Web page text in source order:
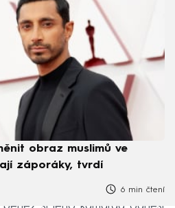
obraz muslimů ve
záporáky, tvrdí
6 min čtení